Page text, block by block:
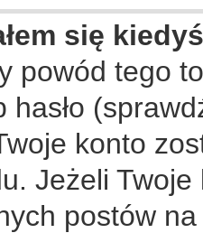
się
powód tego
hasło
konto
Jeżeli
postów